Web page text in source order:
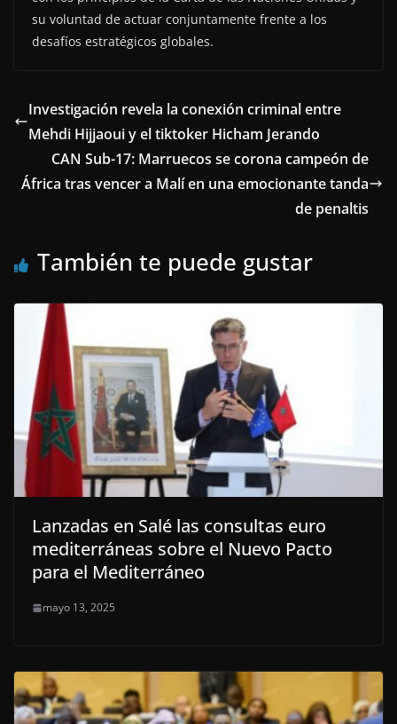
su voluntad de actuar conjuntamente frente a los
desafíos estratégicos globales.
Investigación revela la conexión criminal entre
Mehdi Hijjaoui y el tiktoker Hicham Jerando
CAN Sub-17: Marruecos se corona campeón de
África tras vencer a Malí en una emocionante tanda
de penaltis
También te puede gustar
Lanzadas en Salé las consultas euro
mediterráneas sobre el Nuevo Pacto
para el Mediterráneo
mayo 13, 2025